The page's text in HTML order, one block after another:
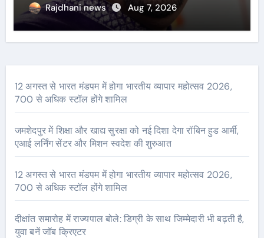
Rajdhani news Aug 7, 2026
12 अगस्त से भारत मंडपम में होगा भारतीय व्यापार महोत्सव 2026,
700 से अधिक स्टॉल होंगे शामिल
जमशेदपुर में शिक्षा और खाद्य सुरक्षा को नई दिशा देगा रॉबिन हुड आर्मी,
एआई लर्निंग सेंटर और मिशन स्वदेश की शुरुआत
12 अगस्त से भारत मंडपम में होगा भारतीय व्यापार महोत्सव 2026,
700 से अधिक स्टॉल होंगे शामिल
दीक्षांत समारोह में राज्यपाल बोले: डिग्री के साथ जिम्मेदारी भी बढ़ती है,
युवा बनें जॉब क्रिएटर